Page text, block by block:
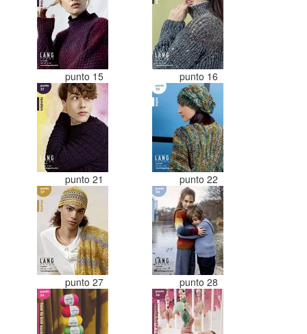
punto 15 punto 16
punto 21 punto 22
punto 27 punto 28